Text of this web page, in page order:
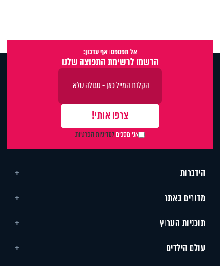
אל תפספסו אף עדכון:
הרשמו לרשימת התפוצה שלנו
אני מסכיםלמדיניות הפרטיות
הידברות
מדורים באתר
תוכניות הערוץ
עולם הילדים